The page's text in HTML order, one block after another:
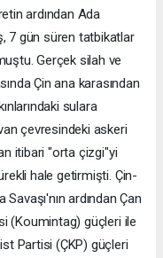
ardından Ada
7 gün süren tatbikatlar
Gerçek silah ve
Çin ana karasından
sulara
çevresindeki askeri
itibari "orta çizgi"yi
hale getirmişti. Çin-
ardından Çan
(Koumintag) güçleri ile
Partisi (ÇKP) güçleri